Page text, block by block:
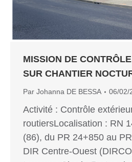
MISSION DE
SUR CHANTIER
Par Johanna DE BESSA 06/02/
Activité : Contrôle
routiersLocalisation : RN
(86), du PR 24+850 au
DIR Centre-Ouest